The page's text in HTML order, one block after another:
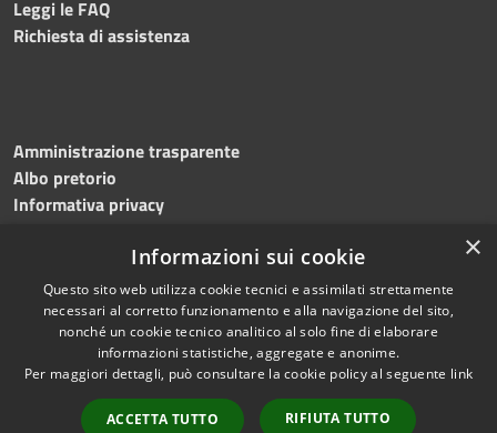
Leggi le FAQ
Richiesta di assistenza
Amministrazione trasparente
Albo pretorio
Informativa privacy
Dichiarazione di accessibilità Meccanismo di feedback
RSS
Accessibilità
Copyright © 2026 • Comune di
Bitonto • Powered by
Municipium•
Accesso
×
Informazioni sui cookie
Questo sito web utilizza cookie tecnici e assimilati strettamente
necessari al corretto funzionamento e alla navigazione del sito,
nonché un cookie tecnico analitico al solo fine di elaborare
informazioni statistiche, aggregate e anonime.
Per maggiori dettagli, può consultare la cookie policy al seguente link
ACCETTA TUTTO RIFIUTA TUTTO